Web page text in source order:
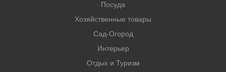
Посуда
Хозяйственные товары
Сад-Огород
Интерьер
Отдых и Туризм